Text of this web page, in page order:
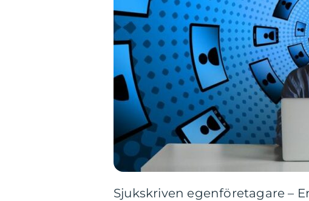
Sjukskriven egenföretagare –